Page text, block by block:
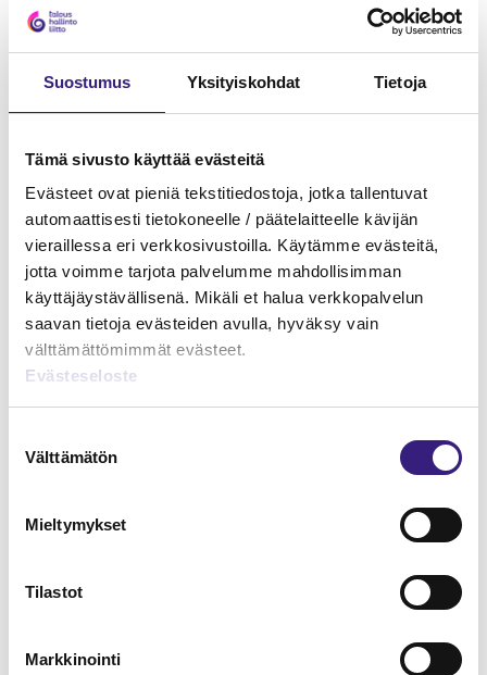
Suostumus Yksityiskohdat Tietoja
Tämä sivusto käyttää evästeitä
Evästeet ovat pieniä tekstitiedostoja, jotka tallentuvat
automaattisesti tietokoneelle / päätelaitteelle kävijän
vieraillessa eri verkkosivustoilla. Käytämme evästeitä,
jotta voimme tarjota palvelumme mahdollisimman
käyttäjäystävällisenä. Mikäli et halua verkkopalvelun
saavan tietoja evästeiden avulla, hyväksy vain
välttämättömimmät evästeet.
Evästeseloste
valinta
Välttämätön
Mieltymykset
Tilastot
Markkinointi
Hankintameno kirjanpidossa ja
verotuksessa
KIRJANPITO